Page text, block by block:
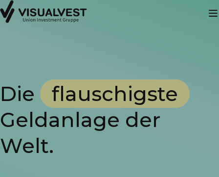
Die
flauschigste
Geldanlage der
Welt.